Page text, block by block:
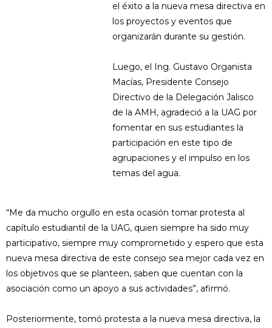
el éxito a la nueva mesa directiva en
los proyectos y eventos que
organizarán durante su gestión.
Luego, el Ing. Gustavo Organista
Macías, Presidente Consejo
Directivo de la Delegación Jalisco
de la AMH, agradeció a la UAG por
fomentar en sus estudiantes la
participación en este tipo de
agrupaciones y el impulso en los
temas del agua.
“Me da mucho orgullo en esta ocasión tomar protesta al
capítulo estudiantil de la UAG, quien siempre ha sido muy
participativo, siempre muy comprometido y espero que esta
nueva mesa directiva de este consejo sea mejor cada vez en
los objetivos que se planteen, saben que cuentan con la
asociación como un apoyo a sus actividades”, afirmó.
Posteriormente, tomó protesta a la nueva mesa directiva, la